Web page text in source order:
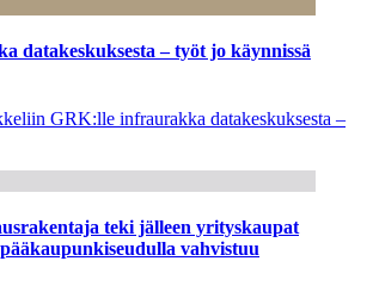
datakeskuksesta – työt jo käynnissä
GRK:lle infraurakka datakeskuksesta –
teki jälleen yrityskaupat
pääkaupunkiseudulla vahvistuu